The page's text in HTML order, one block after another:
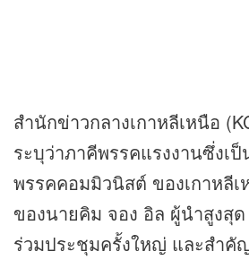
สำนักข่าวกลางเกาหลีเหนือ
ระบุว่าภาคีพรรคแรงงานซึ่งเ
พรรคคอมมิวนิสต์ ของเกาหลี
ของนายคิม จอง อิล ผู้นำสูงสุ
ร่วมประชุมครั้งใหญ่ และสำคั